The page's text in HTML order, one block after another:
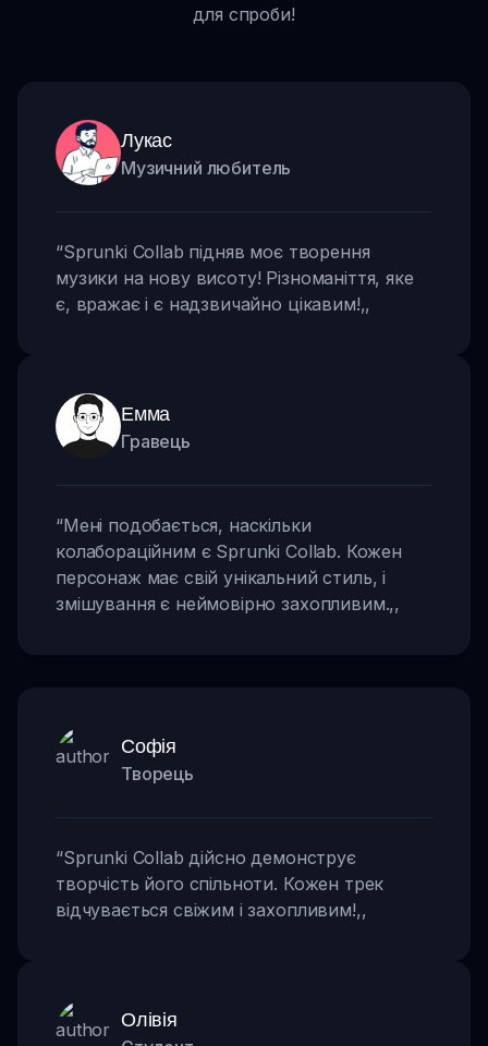
для спроби!
Лукас
Музичний любитель
“Sprunki Collab підняв моє творення
музики на нову висоту! Різноманіття, яке
є, вражає і є надзвичайно цікавим!,,
Емма
Гравець
“Мені подобається, наскільки
колабораційним є Sprunki Collab. Кожен
персонаж має свій унікальний стиль, і
змішування є неймовірно захопливим.,,
Софія
Творець
“Sprunki Collab дійсно демонструє
творчість його спільноти. Кожен трек
відчувається свіжим і захопливим!,,
Олівія